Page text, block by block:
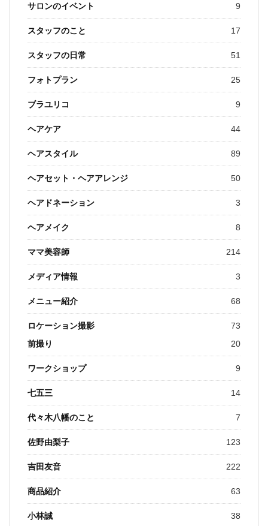
サロンのイベント 9
スタッフのこと 17
スタッフの日常 51
フォトプラン 25
ブラユリコ 9
ヘアケア 44
ヘアスタイル 89
ヘアセット・ヘアアレンジ 50
ヘアドネーション 3
ヘアメイク 8
ママ美容師 214
メディア情報 3
メニュー紹介 68
ロケーション撮影
73
前撮り
20
ワークショップ 9
七五三 14
代々木八幡のこと 7
佐野由梨子 123
吉田友音 222
商品紹介 63
小林誠 38